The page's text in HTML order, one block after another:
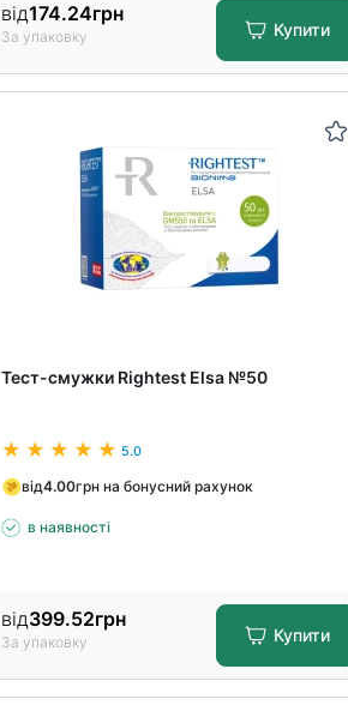
від174.24грн
За упаковку Купити
Тест-смужки Rightest Elsa №50
5.0
від4.00грн на бонусний рахунок
в наявності
від399.52грн
За упаковку Купити